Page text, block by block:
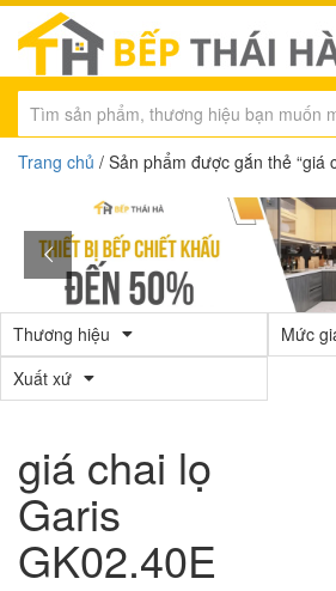
Trang chủ / Sản phẩm được gắn thẻ “giá
Thương hiệu
Mức
Xuất xứ
giá chai lọ
Garis
GK02.40E